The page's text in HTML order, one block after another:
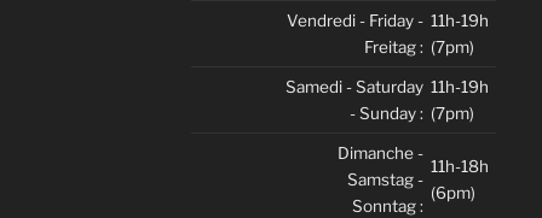
Vendredi - Friday -
Freitag :
11h-19h
(7pm)
Samedi - Saturday
- Sunday :
11h-19h
(7pm)
Dimanche -
Samstag -
Sonntag :
11h-18h
(6pm)